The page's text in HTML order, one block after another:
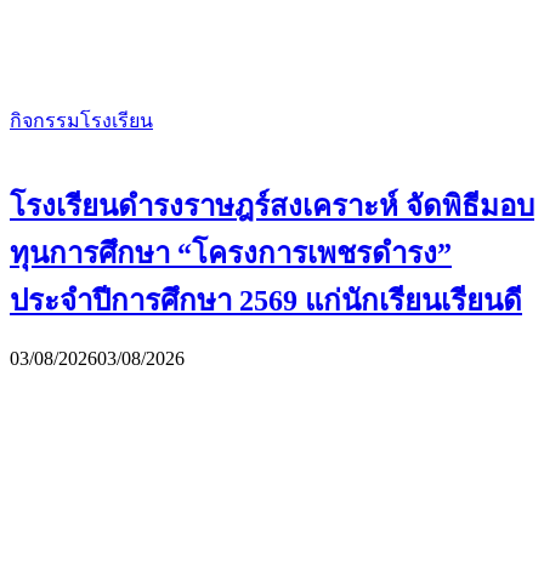
กิจกรรมโรงเรียน
โรงเรียนดำรงราษฎร์สงเคราะห์ จัดพิธีมอบ
ทุนการศึกษา “โครงการเพชรดำรง”
ประจำปีการศึกษา 2569 แก่นักเรียนเรียนดี
03/08/202603/08/2026